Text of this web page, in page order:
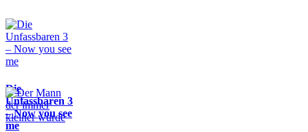
Die
Unfassbaren 3
– Now you see
me